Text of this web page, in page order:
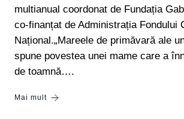
multianual coordonat de Fundația
co-finanțat de Administrația Fondului
Național.„Mareele de primăvară ale
spune povestea unei mame care a
de toamnă….
Mai mult